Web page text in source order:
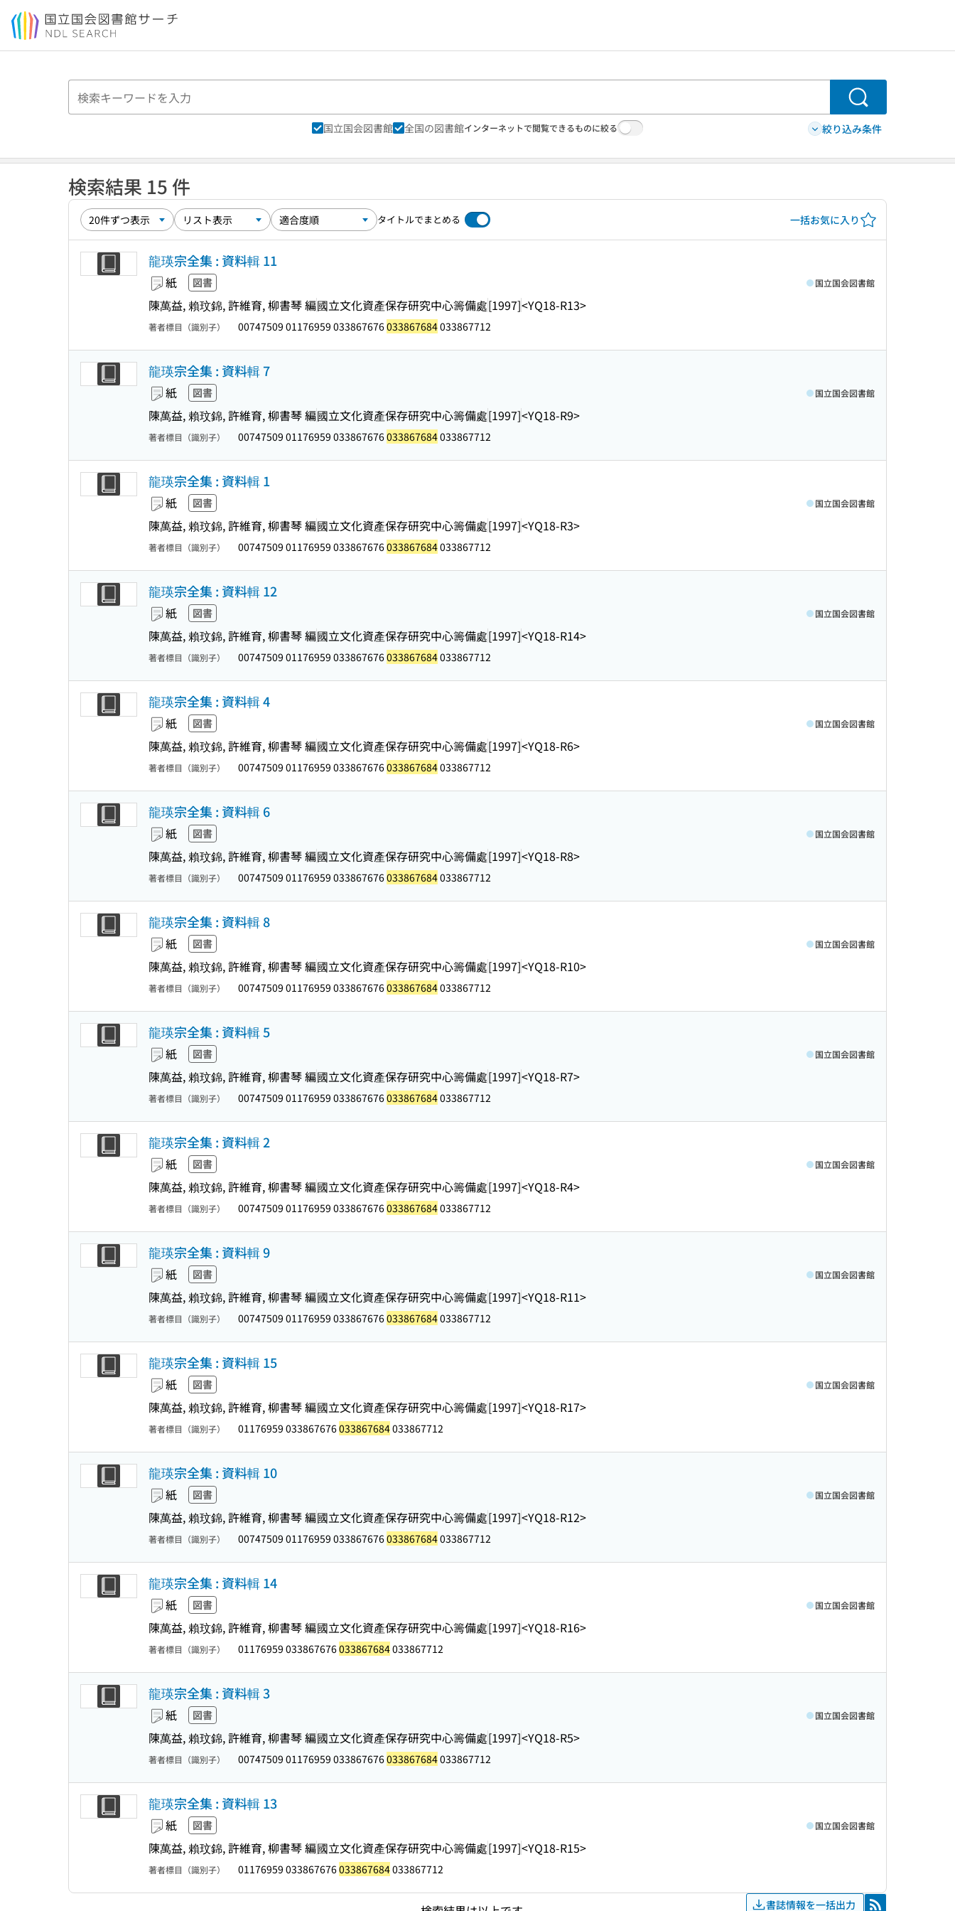
本文へ移動
検索
国立国会図書館 全国の図書館インターネットで閲覧できるものに絞る 絞り込み条件
検索結果 15 件
タイトルでまとめる 一括お気に入り
龍瑛宗全集 : 資料輯 11
紙 図書
陳萬益, 賴玟錦, 許維育, 柳書琴 編國立文化資產保存研究中心籌備處[1997]<YQ18-R13>
国立国会図書館
著者標目（識別子） 00747509 01176959 033867676033867684033867712
龍瑛宗全集 : 資料輯 7
紙 図書
陳萬益, 賴玟錦, 許維育, 柳書琴 編國立文化資產保存研究中心籌備處[1997]<YQ18-R9>
国立国会図書館
著者標目（識別子） 00747509 01176959 033867676033867684033867712
龍瑛宗全集 : 資料輯 1
紙 図書
陳萬益, 賴玟錦, 許維育, 柳書琴 編國立文化資產保存研究中心籌備處[1997]<YQ18-R3>
国立国会図書館
著者標目（識別子） 00747509 01176959 033867676033867684033867712
龍瑛宗全集 : 資料輯 12
紙 図書
陳萬益, 賴玟錦, 許維育, 柳書琴 編國立文化資產保存研究中心籌備處[1997]<YQ18-R14>
国立国会図書館
著者標目（識別子） 00747509 01176959 033867676033867684033867712
龍瑛宗全集 : 資料輯 4
紙 図書
陳萬益, 賴玟錦, 許維育, 柳書琴 編國立文化資產保存研究中心籌備處[1997]<YQ18-R6>
国立国会図書館
著者標目（識別子） 00747509 01176959 033867676033867684033867712
龍瑛宗全集 : 資料輯 6
紙 図書
陳萬益, 賴玟錦, 許維育, 柳書琴 編國立文化資產保存研究中心籌備處[1997]<YQ18-R8>
国立国会図書館
著者標目（識別子） 00747509 01176959 033867676033867684033867712
龍瑛宗全集 : 資料輯 8
紙 図書
陳萬益, 賴玟錦, 許維育, 柳書琴 編國立文化資產保存研究中心籌備處[1997]<YQ18-R10>
国立国会図書館
著者標目（識別子） 00747509 01176959 033867676033867684033867712
龍瑛宗全集 : 資料輯 5
紙 図書
陳萬益, 賴玟錦, 許維育, 柳書琴 編國立文化資產保存研究中心籌備處[1997]<YQ18-R7>
国立国会図書館
著者標目（識別子） 00747509 01176959 033867676033867684033867712
龍瑛宗全集 : 資料輯 2
紙 図書
陳萬益, 賴玟錦, 許維育, 柳書琴 編國立文化資產保存研究中心籌備處[1997]<YQ18-R4>
国立国会図書館
著者標目（識別子） 00747509 01176959 033867676033867684033867712
龍瑛宗全集 : 資料輯 9
紙 図書
陳萬益, 賴玟錦, 許維育, 柳書琴 編國立文化資產保存研究中心籌備處[1997]<YQ18-R11>
国立国会図書館
著者標目（識別子） 00747509 01176959 033867676033867684033867712
龍瑛宗全集 : 資料輯 15
紙 図書
陳萬益, 賴玟錦, 許維育, 柳書琴 編國立文化資產保存研究中心籌備處[1997]<YQ18-R17>
国立国会図書館
著者標目（識別子） 01176959 033867676033867684033867712
龍瑛宗全集 : 資料輯 10
紙 図書
陳萬益, 賴玟錦, 許維育, 柳書琴 編國立文化資產保存研究中心籌備處[1997]<YQ18-R12>
国立国会図書館
著者標目（識別子） 00747509 01176959 033867676033867684033867712
龍瑛宗全集 : 資料輯 14
紙 図書
陳萬益, 賴玟錦, 許維育, 柳書琴 編國立文化資產保存研究中心籌備處[1997]<YQ18-R16>
国立国会図書館
著者標目（識別子） 01176959 033867676033867684033867712
龍瑛宗全集 : 資料輯 3
紙 図書
陳萬益, 賴玟錦, 許維育, 柳書琴 編國立文化資產保存研究中心籌備處[1997]<YQ18-R5>
国立国会図書館
著者標目（識別子） 00747509 01176959 033867676033867684033867712
龍瑛宗全集 : 資料輯 13
紙 図書
陳萬益, 賴玟錦, 許維育, 柳書琴 編國立文化資產保存研究中心籌備處[1997]<YQ18-R15>
国立国会図書館
著者標目（識別子） 01176959 033867676033867684033867712
書誌情報を一括出力